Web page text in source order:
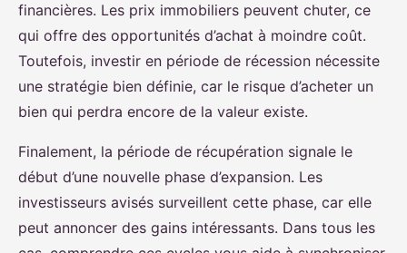
financières. Les prix immobiliers peuvent chuter, ce
qui offre des opportunités d’achat à moindre coût.
Toutefois, investir en période de récession nécessite
une stratégie bien définie, car le risque d’acheter un
bien qui perdra encore de la valeur existe.
Finalement, la période de récupération signale le
début d’une nouvelle phase d’expansion. Les
investisseurs avisés surveillent cette phase, car elle
peut annoncer des gains intéressants. Dans tous les